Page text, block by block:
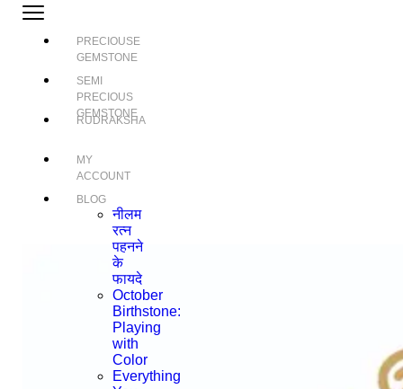
PRECIOUSE
GEMSTONE
SEMI
PRECIOUS
GEMSTONE
RUDRAKSHA
MY
ACCOUNT
BLOG
नीलम
रत्न
पहनने
के
फायदे
October
Birthstone:
Playing
with
Color
Everything